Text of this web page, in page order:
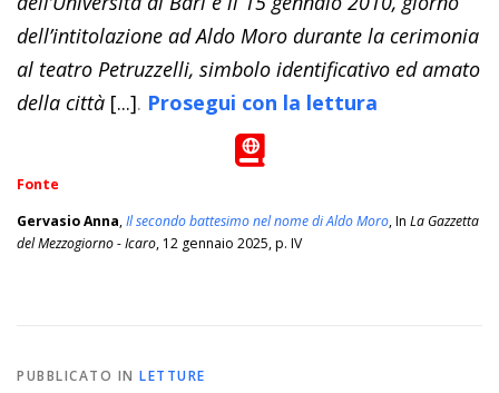
dell’intitolazione ad Aldo Moro durante la cerimonia
al teatro Petruzzelli, simbolo identificativo ed amato
della città [...]. Prosegui con la lettura
Fonte
Gervasio Anna,Il secondo battesimo nel nome di Aldo Moro, In La Gazzetta
del Mezzogiorno - Icaro, 12 gennaio 2025, p. IV
PUBBLICATO IN LETTURE